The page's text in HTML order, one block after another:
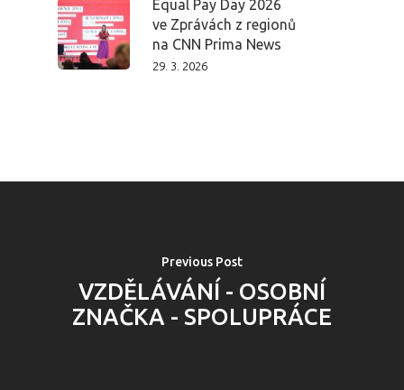
Equal Pay Day 2026
ve Zprávách z regionů
na CNN Prima News
29. 3. 2026
Previous Post
VZDĚLÁVÁNÍ - OSOBNÍ
ZNAČKA - SPOLUPRÁCE
Program 26.3.
Program 27.3.